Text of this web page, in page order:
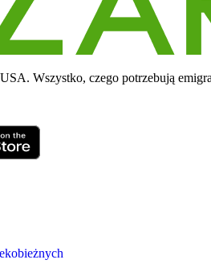
Wszystko, czego potrzebują